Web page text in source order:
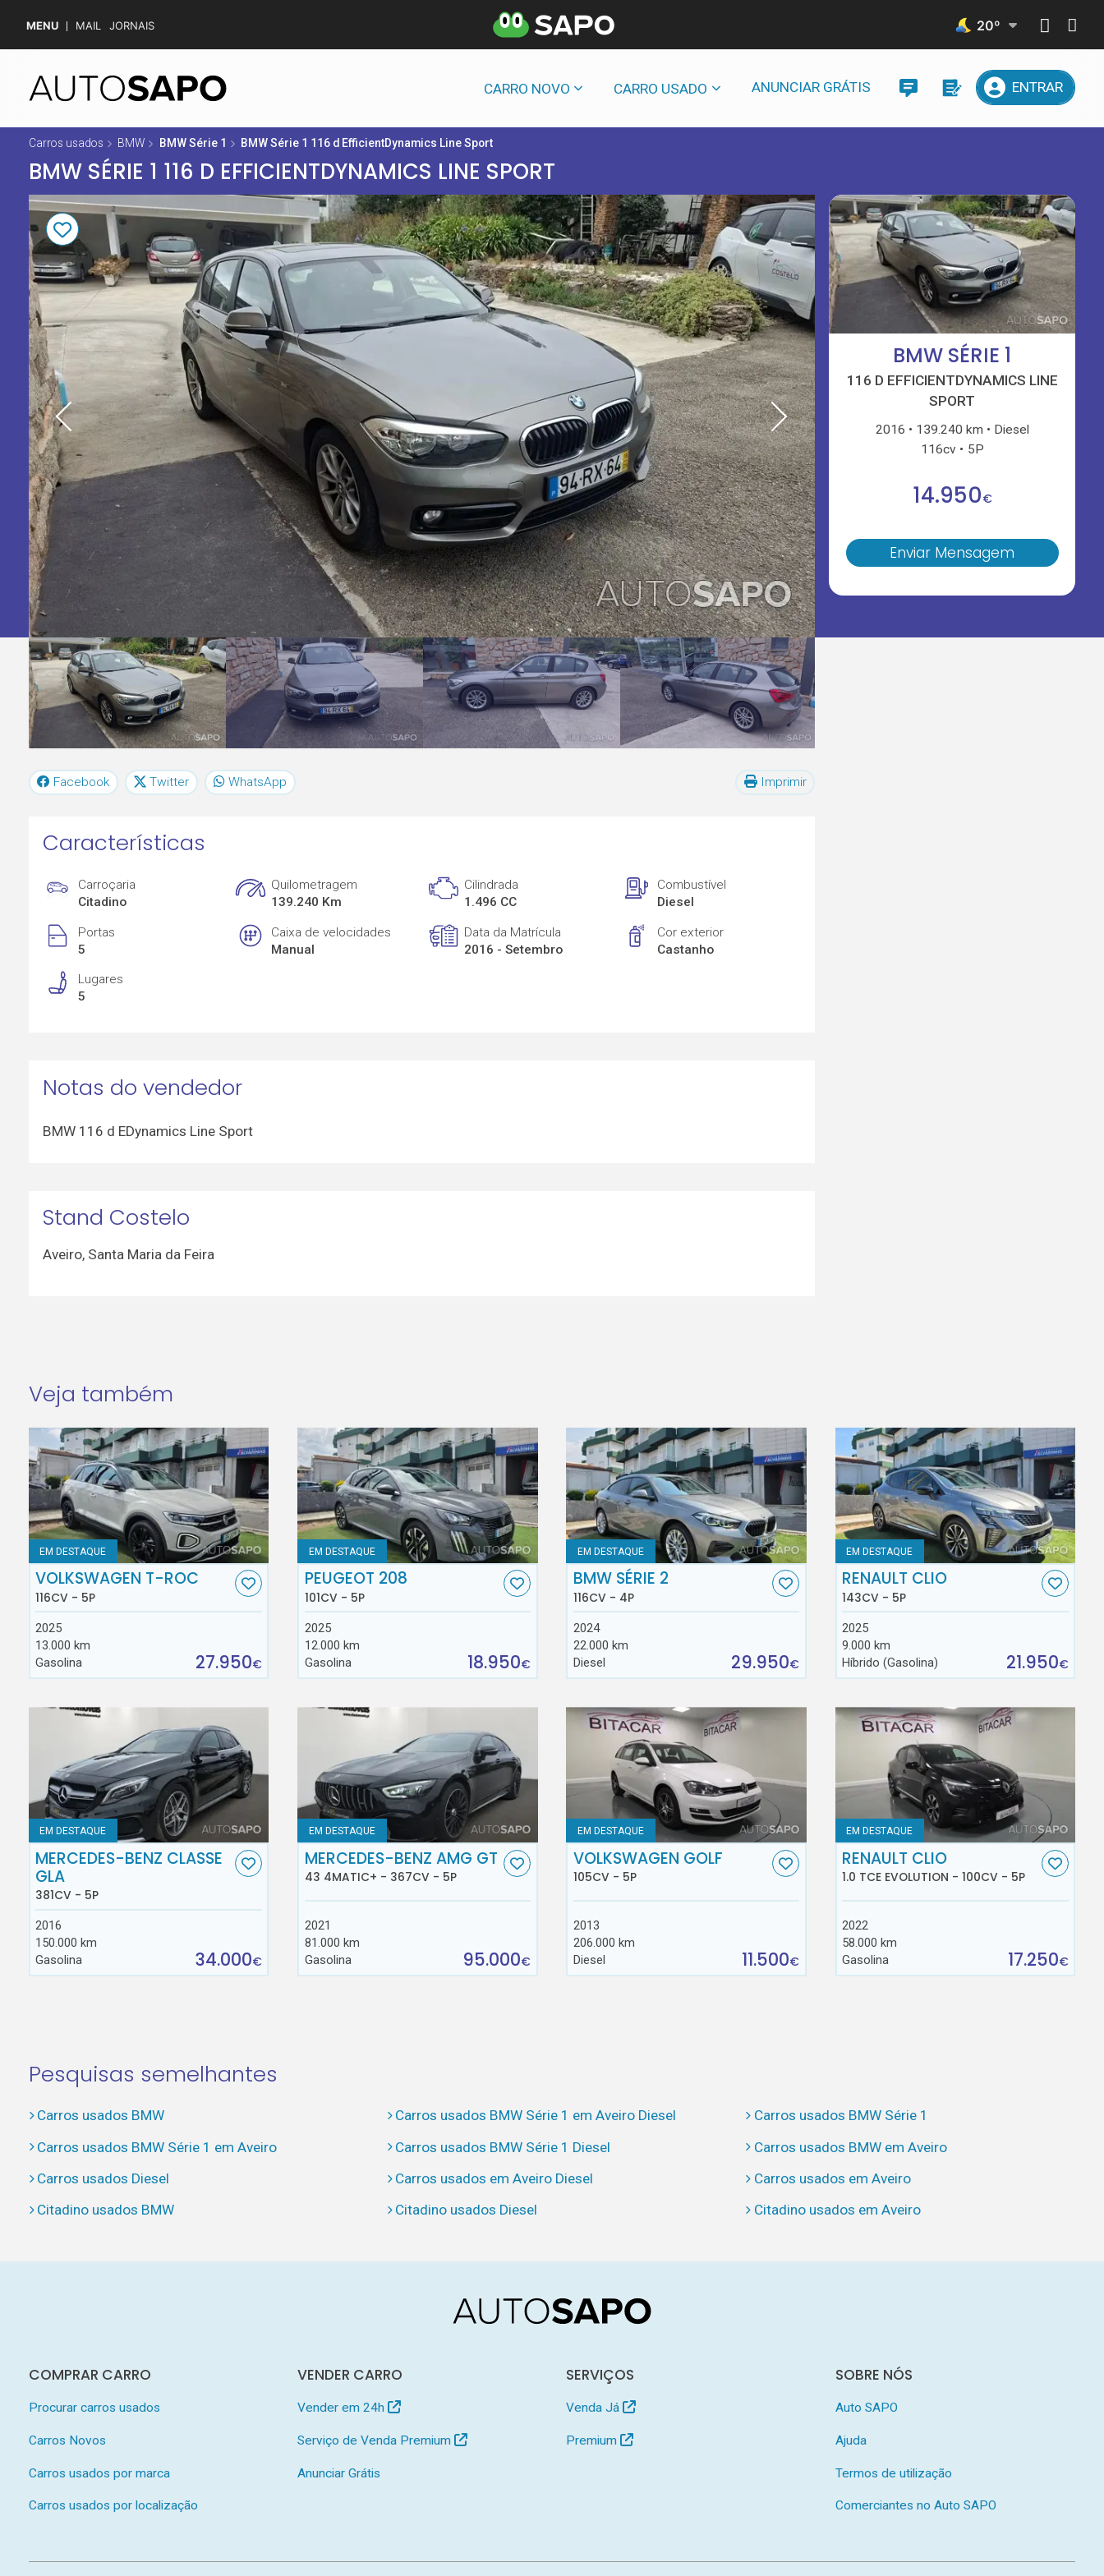
MENU MAIL JORNAIS 20º
CARRO NOVO CARRO USADO ANUNCIAR GRÁTIS ENTRAR
Carros usados BMW BMW Série 1 BMW Série 1 116 d EfficientDynamics Line Sport
BMW SÉRIE 1 116 D EFFICIENTDYNAMICS LINE SPORT
BMW SÉRIE 1
116 D EFFICIENTDYNAMICS LINE
SPORT
2016 139.240 km
Diesel
116cv
5P
14.950€
Enviar Mensagem
Facebook Twitter WhatsApp Imprimir
Características
Carroçaria
Citadino
Quilometragem
139.240 Km
Cilindrada
1.496 CC
Combustível
Diesel
Portas
5
Caixa de velocidades
Manual
Data da Matrícula
2016 - Setembro
Cor exterior
Castanho
Lugares
5
Notas do vendedor
BMW 116 d EDynamics Line Sport
Stand Costelo
Aveiro, Santa Maria da Feira
Veja também
EM DESTAQUE
VOLKSWAGEN T-ROC
116CV - 5P
2025
13.000 km
Gasolina
27.950€
EM DESTAQUE
PEUGEOT 208
101CV - 5P
2025
12.000 km
Gasolina
18.950€
EM DESTAQUE
BMW SÉRIE 2
116CV - 4P
2024
22.000 km
Diesel
29.950€
EM DESTAQUE
RENAULT CLIO
143CV - 5P
2025
9.000 km
Híbrido (Gasolina)
21.950€
EM DESTAQUE
MERCEDES-BENZ CLASSE
GLA
381CV - 5P
2016
150.000 km
Gasolina
34.000€
EM DESTAQUE
MERCEDES-BENZ AMG GT
43 4MATIC+ - 367CV - 5P
2021
81.000 km
Gasolina
95.000€
EM DESTAQUE
VOLKSWAGEN GOLF
105CV - 5P
2013
206.000 km
Diesel
11.500€
EM DESTAQUE
RENAULT CLIO
1.0 TCE EVOLUTION - 100CV - 5P
2022
58.000 km
Gasolina
17.250€
Pesquisas semelhantes
Carros usados BMW Carros usados BMW Série 1 em Aveiro Diesel
Carros usados BMW Série 1
Carros usados BMW Série 1 em Aveiro
Carros usados BMW Série 1 Diesel
Carros usados BMW em Aveiro
Carros usados Diesel
Carros usados em Aveiro Diesel
Carros usados em Aveiro
Citadino usados BMW
Citadino usados Diesel Citadino usados em Aveiro
COMPRAR CARRO
Procurar carros usados
Carros Novos
Carros usados por marca
Carros usados por localização
VENDER CARRO
Vender em 24h
Serviço de Venda Premium
Anunciar Grátis
SERVIÇOS
Venda Já
Premium
SOBRE NÓS
Auto SAPO
Ajuda
Termos de utilização
Comerciantes no Auto SAPO